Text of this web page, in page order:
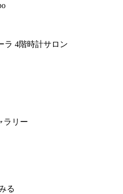
ラ 4階時計サロン
ラリー
る